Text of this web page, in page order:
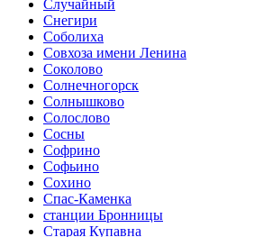
Случайный
Снегири
Соболиха
Совхоза имени Ленина
Соколово
Солнечногорск
Солнышково
Солослово
Сосны
Софрино
Софьино
Сохино
Спас-Каменка
станции Бронницы
Старая Купавна